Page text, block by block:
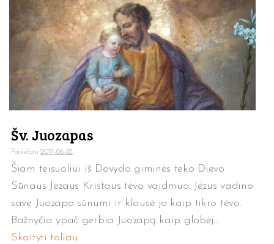
Šv. Juozapas
Paskelbta2017-06-22
Šiam teisuoliui iš Dovydo giminės teko Dievo
Sūnaus Jėzaus Kristaus tėvo vaidmuo. Jėzus vadino
save Juozapo sūnumi ir klausė jo kaip tikro tėvo.
Bažnyčia ypač gerbia Juozapą kaip globėj...
Skaityti toliau